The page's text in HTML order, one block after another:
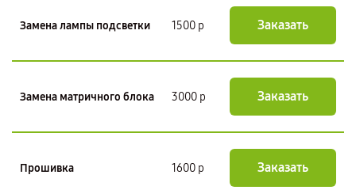
Замена лампы подсветки 1500 р Заказать
Замена матричного блока 3000 р Заказать
Прошивка 1600 р Заказать